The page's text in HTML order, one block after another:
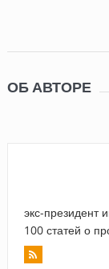
ОБ АВТОРЕ
экс-президент
100 статей о